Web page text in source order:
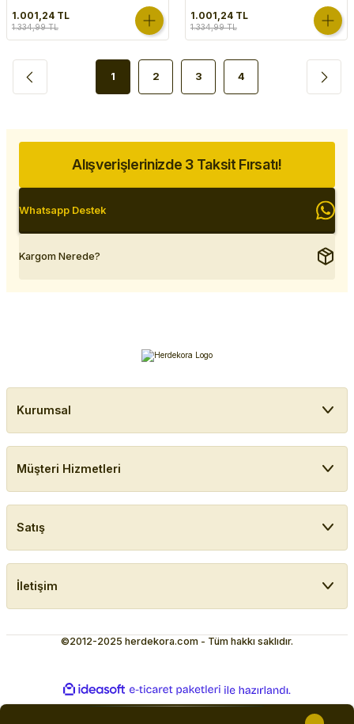
1.001,24 TL
1.334,99 TL
1.001,24 TL
1.334,99 TL
1 2 3 4
Alışverişlerinizde 3 Taksit Fırsatı!
Whatsapp Destek
Kargom Nerede?
Kurumsal
Müşteri Hizmetleri
Satış
İletişim
©2012-2025 herdekora.com - Tüm hakkı saklıdır.
ideasoft
e-